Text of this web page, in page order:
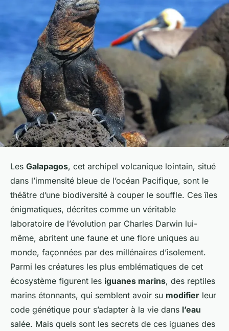
Les Galapagos, cet archipel volcanique lointain, situé
dans l’immensité bleue de l’océan Pacifique, sont le
théâtre d’une biodiversité à couper le souffle. Ces îles
énigmatiques, décrites comme un véritable
laboratoire de l’évolution par Charles Darwin lui-
même, abritent une faune et une flore uniques au
monde, façonnées par des millénaires d’isolement.
Parmi les créatures les plus emblématiques de cet
écosystème figurent les iguanes marins, des reptiles
marins étonnants, qui semblent avoir su modifier leur
code génétique pour s’adapter à la vie dans l’eau
salée. Mais quels sont les secrets de ces iguanes des